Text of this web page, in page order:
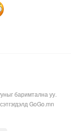
баримтална уу.
GoGo.mn